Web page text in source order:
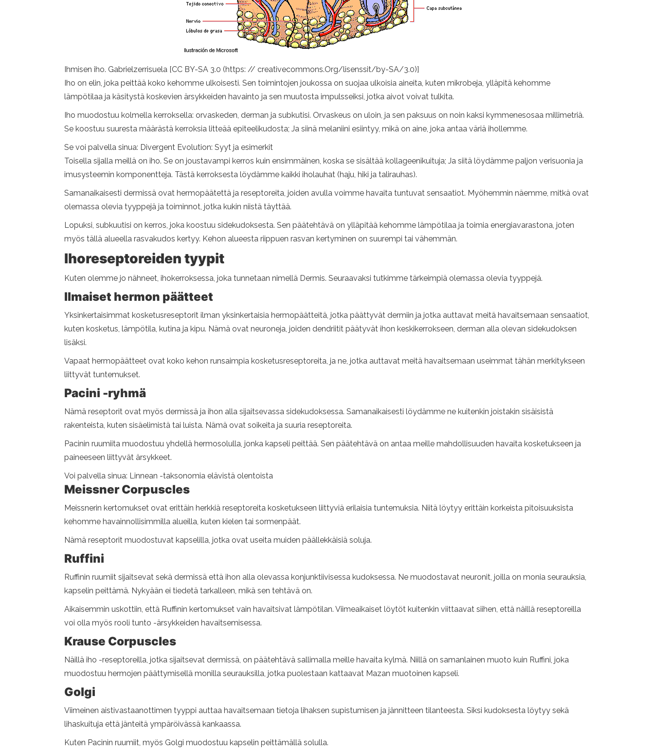
Ihmisen iho. Gabrielzerrisuela [CC BY-SA 3.0 (https: // creativecommons.Org/lisenssit/by-SA/3.0)]
Iho on elin, joka peittää koko kehomme ulkoisesti. Sen toimintojen joukossa on suojaa ulkoisia aineita, kuten mikrobeja, ylläpitä kehomme
lämpötilaa ja käsitystä koskevien ärsykkeiden havainto ja sen muutosta impulsseiksi, jotka aivot voivat tulkita.
Iho muodostuu kolmella kerroksella: orvaskeden, derman ja subkutisi. Orvaskeus on uloin, ja sen paksuus on noin kaksi kymmenesosaa millimetriä.
Se koostuu suuresta määrästä kerroksia litteää epiteelikudosta; Ja siinä melaniini esiintyy, mikä on aine, joka antaa väriä ihollemme.
Se voi palvella sinua: Divergent Evolution: Syyt ja esimerkit
Toisella sijalla meillä on iho. Se on joustavampi kerros kuin ensimmäinen, koska se sisältää kollageenikuituja; Ja siitä löydämme paljon verisuonia ja
imusysteemin komponentteja. Tästä kerroksesta löydämme kaikki iholauhat (haju, hiki ja talirauhas).
Samanaikaisesti dermissä ovat hermopäätettä ja reseptoreita, joiden avulla voimme havaita tuntuvat sensaatiot. Myöhemmin näemme, mitkä ovat
olemassa olevia tyyppejä ja toiminnot, jotka kukin niistä täyttää.
Lopuksi, subkuutisi on kerros, joka koostuu sidekudoksesta. Sen päätehtävä on ylläpitää kehomme lämpötilaa ja toimia energiavarastona, joten
myös tällä alueella rasvakudos kertyy. Kehon alueesta riippuen rasvan kertyminen on suurempi tai vähemmän.
Ihoreseptoreiden tyypit
Kuten olemme jo nähneet, ihokerroksessa, joka tunnetaan nimellä Dermis. Seuraavaksi tutkimme tärkeimpiä olemassa olevia tyyppejä.
Ilmaiset hermon päätteet
Yksinkertaisimmat kosketusreseptorit ilman yksinkertaisia ​​hermopäätteitä, jotka päättyvät dermiin ja jotka auttavat meitä havaitsemaan sensaatiot,
kuten kosketus, lämpötila, kutina ja kipu. Nämä ovat neuroneja, joiden dendriitit päätyvät ihon keskikerrokseen, derman alla olevan sidekudoksen
lisäksi.
Vapaat hermopäätteet ovat koko kehon runsaimpia kosketusreseptoreita, ja ne, jotka auttavat meitä havaitsemaan useimmat tähän merkitykseen
liittyvät tuntemukset.
Pacini -ryhmä
Nämä reseptorit ovat myös dermissä ja ihon alla sijaitsevassa sidekudoksessa. Samanaikaisesti löydämme ne kuitenkin joistakin sisäisistä
rakenteista, kuten sisäelimistä tai luista. Nämä ovat soikeita ja suuria reseptoreita.
Pacinin ruumiita muodostuu yhdellä hermosolulla, jonka kapseli peittää. Sen päätehtävä on antaa meille mahdollisuuden havaita kosketukseen ja
paineeseen liittyvät ärsykkeet.
Voi palvella sinua: Linnean -taksonomia elävistä olentoista
Meissner Corpuscles
Meissnerin kertomukset ovat erittäin herkkiä reseptoreita kosketukseen liittyviä erilaisia ​​tuntemuksia. Niitä löytyy erittäin korkeista pitoisuuksista
kehomme havainnollisimmilla alueilla, kuten kielen tai sormenpäät.
Nämä reseptorit muodostuvat kapselilla, jotka ovat useita muiden päällekkäisiä soluja.
Ruffini
Ruffinin ruumiit sijaitsevat sekä dermissä että ihon alla olevassa konjunktiivisessa kudoksessa. Ne muodostavat neuronit, joilla on monia seurauksia,
kapselin peittämä. Nykyään ei tiedetä tarkalleen, mikä sen tehtävä on.
Aikaisemmin uskottiin, että Ruffinin kertomukset vain havaitsivat lämpötilan. Viimeaikaiset löytöt kuitenkin viittaavat siihen, että näillä reseptoreilla
voi olla myös rooli tunto -ärsykkeiden havaitsemisessa.
Krause Corpuscles
Näillä iho -reseptoreilla, jotka sijaitsevat dermissä, on päätehtävä sallimalla meille havaita kylmä. Niillä on samanlainen muoto kuin Ruffini, joka
muodostuu hermojen päättymisellä monilla seurauksilla, jotka puolestaan ​​kattaavat Mazan muotoinen kapseli.
Golgi
Viimeinen aistivastaanottimen tyyppi auttaa havaitsemaan tietoja lihaksen supistumisen ja jännitteen tilanteesta. Siksi kudoksesta löytyy sekä
lihaskuituja että jänteitä ympäröivässä kankaassa.
Kuten Pacinin ruumiit, myös Golgi muodostuu kapselin peittämällä solulla.